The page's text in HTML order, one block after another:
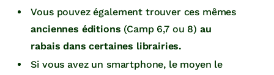
Vous pouvez également trouver ces mêmes
anciennes éditions (Camp 6,7 ou 8) au
rabais dans certaines librairies.
Si vous avez un smartphone, le moyen le